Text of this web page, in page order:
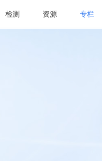
检测 资源 专栏